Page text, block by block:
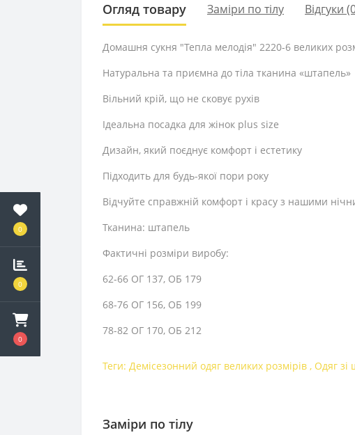
0
0
0
Огляд товару Заміри по тілу Відгуки
Домашня сукня "Тепла мелодія" 2220-6 великих
Натуральна та приємна до тіла тканина «штапель»
Вільний крій, що не сковує рухів
Ідеальна посадка для жінок plus size
Дизайн, який поєднує комфорт і естетику
Підходить для будь-якої пори року
Відчуйте справжній комфорт і красу з нашими
Тканина: штапель
Фактичні розміри виробу:
62-66 ОГ 137, ОБ 179
68-76 ОГ 156, ОБ 199
78-82 ОГ 170, ОБ 212
Теги: Демісезонний одяг великих розмірів , Одяг зі
Заміри по тілу